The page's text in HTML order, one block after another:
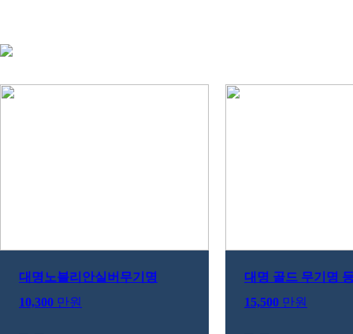
대명노블리안실버무기명
10,300 만원
대명 골드 무기명
15,500 만원